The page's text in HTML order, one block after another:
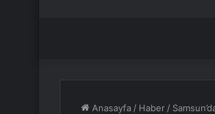
Anasayfa / Haber /